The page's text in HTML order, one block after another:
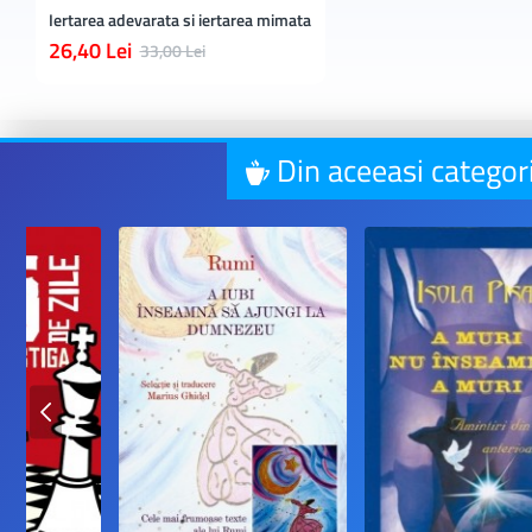
Iertarea adevarata si iertarea mimata
26,40 Lei 33,00 Lei
Din aceeasi